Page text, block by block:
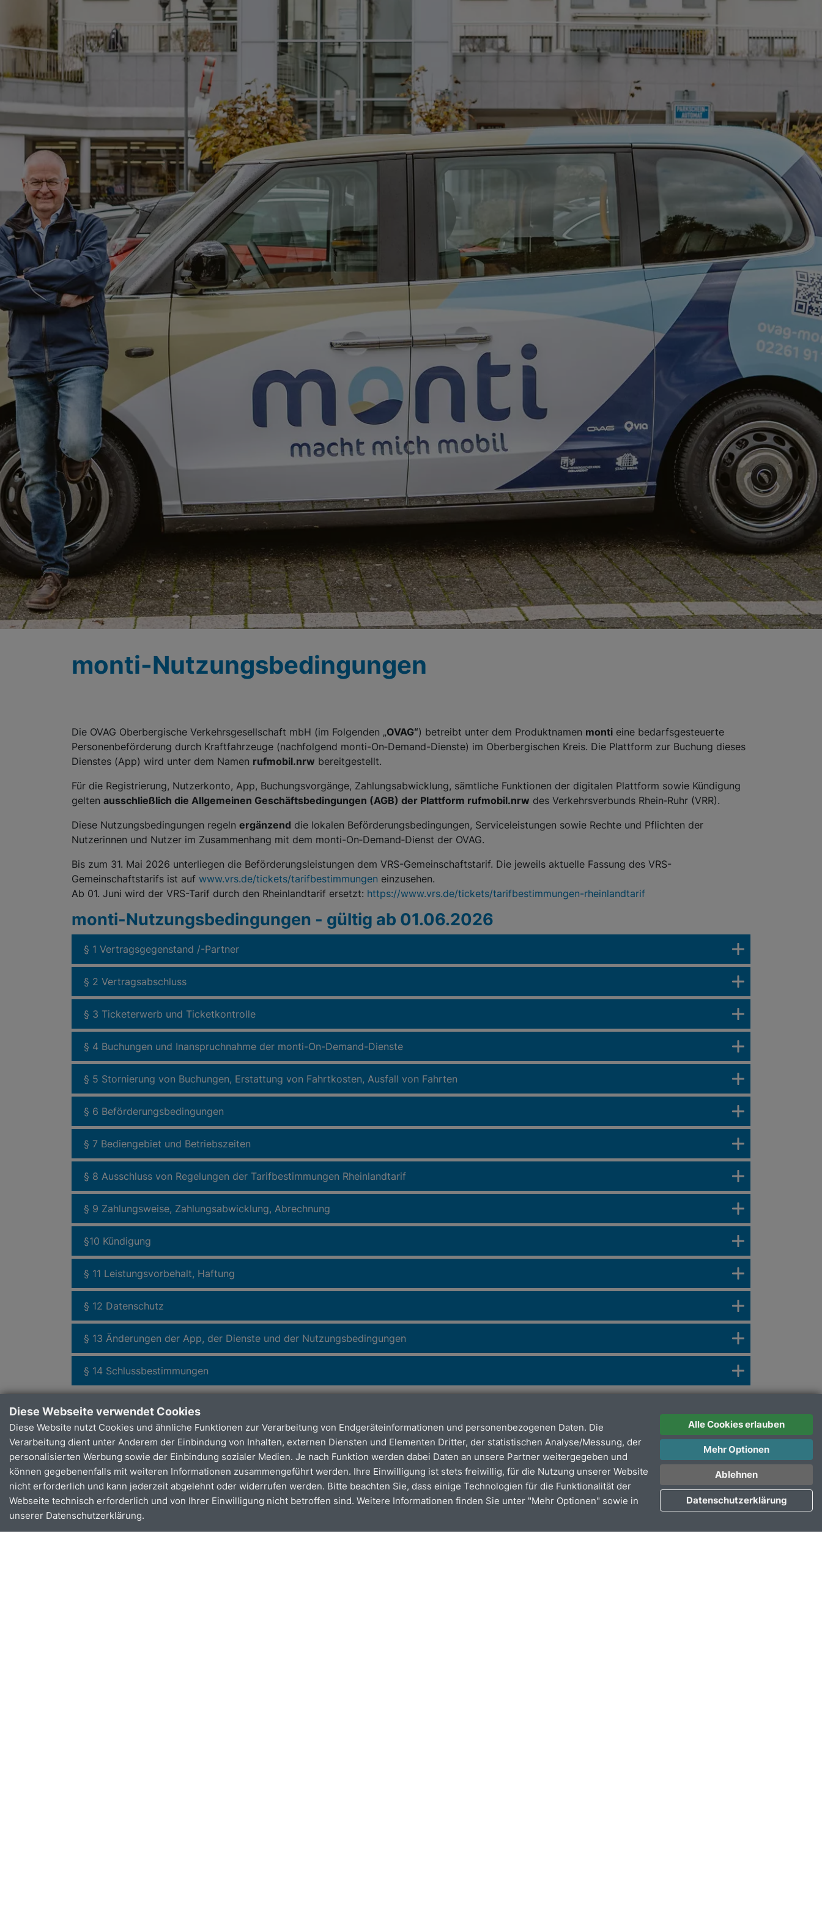
Diese Webseite verwendet Cookies
Diese Website nutzt Cookies und ähnliche Funktionen zur Verarbeitung von Endgeräteinformationen und personenbezogenen Daten. Die
Verarbeitung dient unter Anderem der Einbindung von Inhalten, externen Diensten und Elementen Dritter, der statistischen Analyse/Messung, der
personalisierten Werbung sowie der Einbindung sozialer Medien. Je nach Funktion werden dabei Daten an unsere Partner weitergegeben und
können gegebenenfalls mit weiteren Informationen zusammengeführt werden. Ihre Einwilligung ist stets freiwillig, für die Nutzung unserer Website
nicht erforderlich und kann jederzeit abgelehnt oder widerrufen werden. Bitte beachten Sie, dass einige Technologien für die Funktionalität der
Webseite technisch erforderlich und von Ihrer Einwilligung nicht betroffen sind. Weitere Informationen finden Sie unter "Mehr Optionen" sowie in
unserer Datenschutzerklärung.
Alle Cookies erlauben
Mehr Optionen
Ablehnen
Datenschutzerklärung
monti-Nutzungsbedingungen
Die OVAG Oberbergische Verkehrsgesellschaft mbH (im Folgenden „OVAG“) betreibt unter dem Produktnamen monti eine bedarfsgesteuerte
Personenbeförderung durch Kraftfahrzeuge (nachfolgend monti-On‑Demand-Dienste) im Oberbergischen Kreis. Die Plattform zur Buchung dieses
Dienstes (App) wird unter dem Namen rufmobil.nrw bereitgestellt.
Für die Registrierung, Nutzerkonto, App, Buchungsvorgänge, Zahlungsabwicklung, sämtliche Funktionen der digitalen Plattform sowie Kündigung
gelten ausschließlich die Allgemeinen Geschäftsbedingungen (AGB) der Plattform rufmobil.nrw des Verkehrsverbunds Rhein‑Ruhr (VRR).
Diese Nutzungsbedingungen regeln ergänzend die lokalen Beförderungsbedingungen, Serviceleistungen sowie Rechte und Pflichten der
Nutzerinnen und Nutzer im Zusammenhang mit dem monti-On‑Demand‑Dienst der OVAG.
Bis zum 31. Mai 2026 unterliegen die Beförderungsleistungen dem VRS-Gemeinschaftstarif. Die jeweils aktuelle Fassung des VRS-
Gemeinschaftstarifs ist auf www.vrs.de/tickets/tarifbestimmungen einzusehen.
Ab 01. Juni wird der VRS-Tarif durch den Rheinlandtarif ersetzt: https://www.vrs.de/tickets/tarifbestimmungen-rheinlandtarif
monti-Nutzungsbedingungen - gültig ab 01.06.2026
§ 1 Vertragsgegenstand /-Partner
§ 2 Vertragsabschluss
§ 3 Ticketerwerb und Ticketkontrolle
§ 4 Buchungen und Inanspruchnahme der monti-On-Demand-Dienste
§ 5 Stornierung von Buchungen, Erstattung von Fahrtkosten, Ausfall von Fahrten
§ 6 Beförderungsbedingungen
§ 7 Bediengebiet und Betriebszeiten
§ 8 Ausschluss von Regelungen der Tarifbestimmungen Rheinlandtarif
§ 9 Zahlungsweise, Zahlungsabwicklung, Abrechnung
§10 Kündigung
§ 11 Leistungsvorbehalt, Haftung
§ 12 Datenschutz
§ 13 Änderungen der App, der Dienste und der Nutzungsbedingungen
§ 14 Schlussbestimmungen
monti-Nutzungsbedingungen bis 31.05.2026
§ 1 Vertragsgegenstand /-Partner
§ 2 Vertragsabschluss